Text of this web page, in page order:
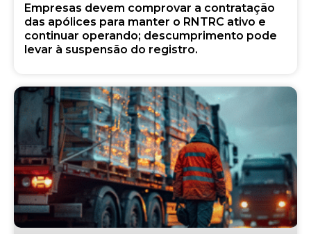
Empresas devem comprovar a contratação
das apólices para manter o RNTRC ativo e
continuar operando; descumprimento pode
levar à suspensão do registro.